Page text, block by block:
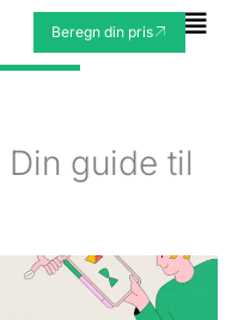
Beregn din pris
guide til